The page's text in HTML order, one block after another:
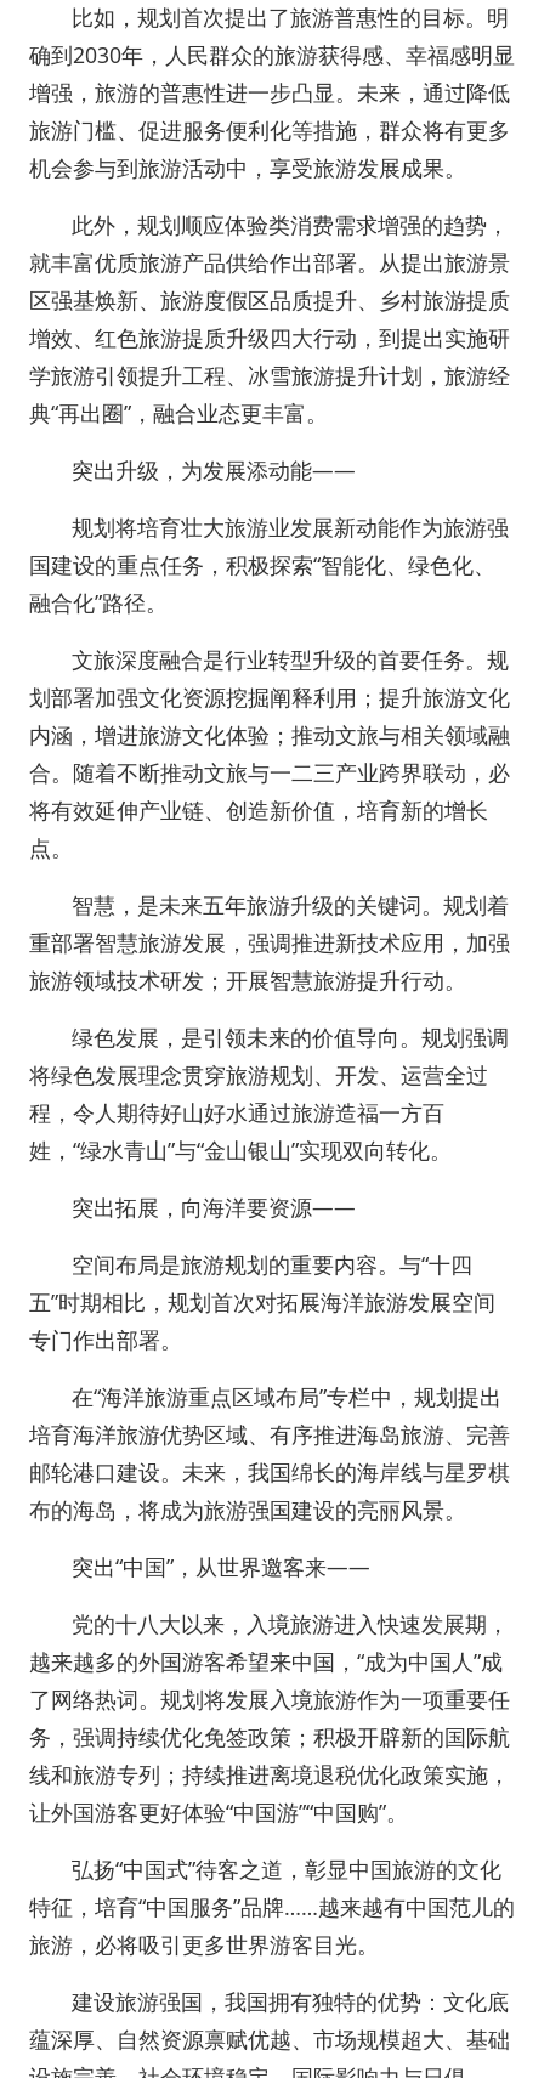
比如，规划首次提出了旅游普惠性的目标。明
确到2030年，人民群众的旅游获得感、幸福感明显
增强，旅游的普惠性进一步凸显。未来，通过降低
旅游门槛、促进服务便利化等措施，群众将有更多
机会参与到旅游活动中，享受旅游发展成果。
此外，规划顺应体验类消费需求增强的趋势，
就丰富优质旅游产品供给作出部署。从提出旅游景
区强基焕新、旅游度假区品质提升、乡村旅游提质
增效、红色旅游提质升级四大行动，到提出实施研
学旅游引领提升工程、冰雪旅游提升计划，旅游经
典“再出圈”，融合业态更丰富。
突出升级，为发展添动能——
规划将培育壮大旅游业发展新动能作为旅游强
国建设的重点任务，积极探索“智能化、绿色化、
融合化”路径。
文旅深度融合是行业转型升级的首要任务。规
划部署加强文化资源挖掘阐释利用；提升旅游文化
内涵，增进旅游文化体验；推动文旅与相关领域融
合。随着不断推动文旅与一二三产业跨界联动，必
将有效延伸产业链、创造新价值，培育新的增长
点。
智慧，是未来五年旅游升级的关键词。规划着
重部署智慧旅游发展，强调推进新技术应用，加强
旅游领域技术研发；开展智慧旅游提升行动。
绿色发展，是引领未来的价值导向。规划强调
将绿色发展理念贯穿旅游规划、开发、运营全过
程，令人期待好山好水通过旅游造福一方百
姓，“绿水青山”与“金山银山”实现双向转化。
突出拓展，向海洋要资源——
空间布局是旅游规划的重要内容。与“十四
五”时期相比，规划首次对拓展海洋旅游发展空间
专门作出部署。
在“海洋旅游重点区域布局”专栏中，规划提出
培育海洋旅游优势区域、有序推进海岛旅游、完善
邮轮港口建设。未来，我国绵长的海岸线与星罗棋
布的海岛，将成为旅游强国建设的亮丽风景。
突出“中国”，从世界邀客来——
党的十八大以来，入境旅游进入快速发展期，
越来越多的外国游客希望来中国，“成为中国人”成
了网络热词。规划将发展入境旅游作为一项重要任
务，强调持续优化免签政策；积极开辟新的国际航
线和旅游专列；持续推进离境退税优化政策实施，
让外国游客更好体验“中国游”“中国购”。
弘扬“中国式”待客之道，彰显中国旅游的文化
特征，培育“中国服务”品牌……越来越有中国范儿的
旅游，必将吸引更多世界游客目光。
建设旅游强国，我国拥有独特的优势：文化底
蕴深厚、自然资源禀赋优越、市场规模超大、基础